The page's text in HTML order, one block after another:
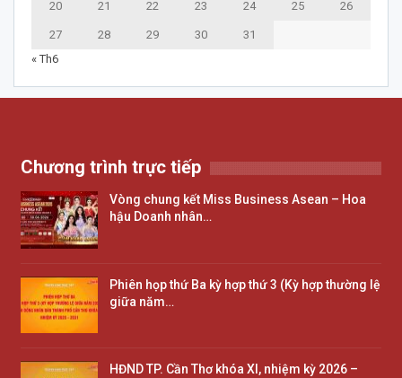
20 21 22 23 24 25 26
27 28 29 30
31
« Th6
Chương trình trực tiếp
Vòng chung kết Miss Business Asean – Hoa
hậu Doanh nhân…
Phiên họp thứ Ba kỳ hợp thứ 3 (Kỳ hợp thường lệ
giữa năm…
HĐND TP. Cần Thơ khóa XI, nhiệm kỳ 2026 –